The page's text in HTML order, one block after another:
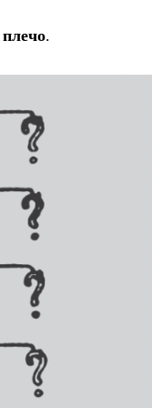
.